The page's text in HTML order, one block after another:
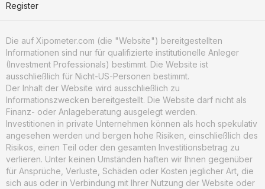
Register
Die auf Xipometer.com (die "Website") bereitgestellten
Informationen sind nur für qualifizierte institutionelle Anleger
(Investment Professionals) bestimmt. Die Website ist
ausschließlich für Nicht-US-Personen bestimmt.
Der Inhalt der Website wird ausschließlich zu
Informationszwecken bereitgestellt. Die Website darf nicht als
Finanz- oder Anlageberatung ausgelegt werden.
Investitionen in private Unternehmen können als hoch spekulativ
angesehen werden und bergen hohe Risiken, einschließlich des
Risikos, einen Teil oder den gesamten Investitionsbetrag zu
verlieren. Unter keinen Umständen haften wir Ihnen gegenüber
für Ansprüche, Verluste, Schäden oder Kosten jeglicher Art, die
sich aus oder in Verbindung mit Ihrer Nutzung der Website oder